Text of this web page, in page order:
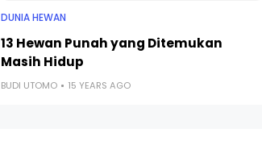
DUNIA HEWAN
13 Hewan Punah yang Ditemukan
Masih Hidup
BUDI UTOMO 15 YEARS AGO